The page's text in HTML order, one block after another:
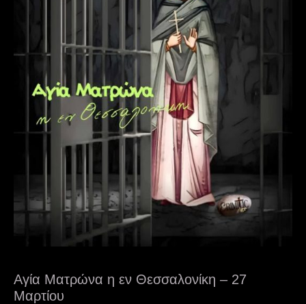
Αγία Ματρώνα η εν Θεσσαλονίκη – 27
Μαρτίου